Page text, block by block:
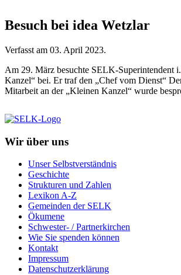
Besuch bei idea Wetzlar
Verfasst am 03. April 2023.
Am 29. März besuchte SELK-Superintendent
Kanzel“ bei. Er traf den „Chef vom Dienst“
Mitarbeit an der „Kleinen Kanzel“ wurde
Wir über uns
Unser Selbstverständnis
Geschichte
Strukturen und Zahlen
Lexikon A-Z
Gemeinden der SELK
Ökumene
Schwester- / Partnerkirchen
Wie Sie spenden können
Kontakt
Impressum
Datenschutzerklärung